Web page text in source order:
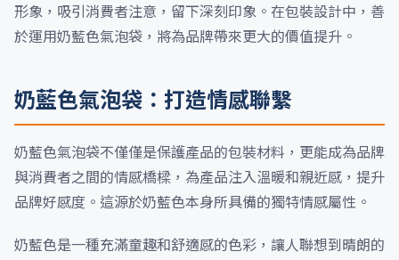
形象，吸引消費者注意，留下深刻印象。在包裝設計中，善
於運用奶藍色氣泡袋，將為品牌帶來更大的價值提升。
奶藍色氣泡袋：打造情感聯繫
奶藍色氣泡袋不僅僅是保護產品的包裝材料，更能成為品牌
與消費者之間的情感橋樑，為產品注入溫暖和親近感，提升
品牌好感度。這源於奶藍色本身所具備的獨特情感屬性。
奶藍色是一種充滿童趣和舒適感的色彩，讓人聯想到晴朗的